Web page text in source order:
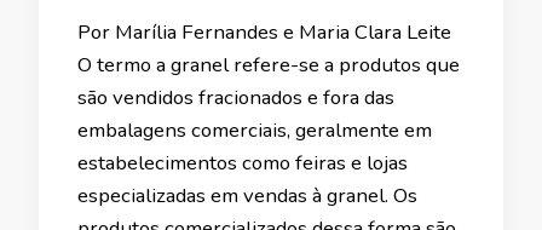
Por Marília Fernandes e Maria Clara Leite
O termo a granel refere-se a produtos que
são vendidos fracionados e fora das
embalagens comerciais, geralmente em
estabelecimentos como feiras e lojas
especializadas em vendas à granel. Os